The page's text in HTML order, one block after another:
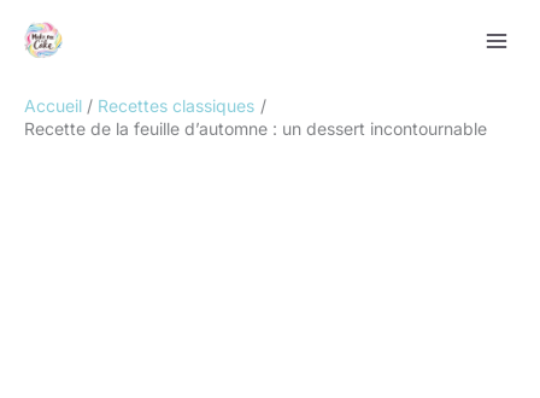
Accueil
Recettes classiques
Recette de la feuille d’automne : un dessert incontournable